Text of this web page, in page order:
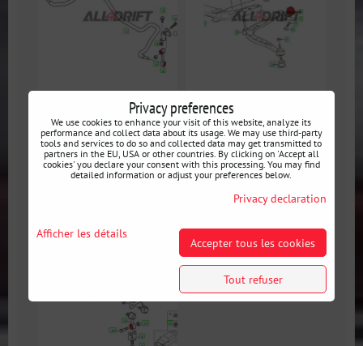
Kit complet de
silentblocs en
polyuréthane pour
essieux (avant + arrière)
Kit complet de
silentblocs en
polyuréthane pour
essieux (avant + arrière)
Privacy preferences
We use cookies to enhance your visit of this website, analyze its
performance and collect data about its usage. We may use third-party
tools and services to do so and collected data may get transmitted to
partners in the EU, USA or other countries. By clicking on 'Accept all
cookies' you declare your consent with this processing. You may find
detailed information or adjust your preferences below.
Privacy declaration
Afficher les détails
Accepter tous les cookies
Tout refuser